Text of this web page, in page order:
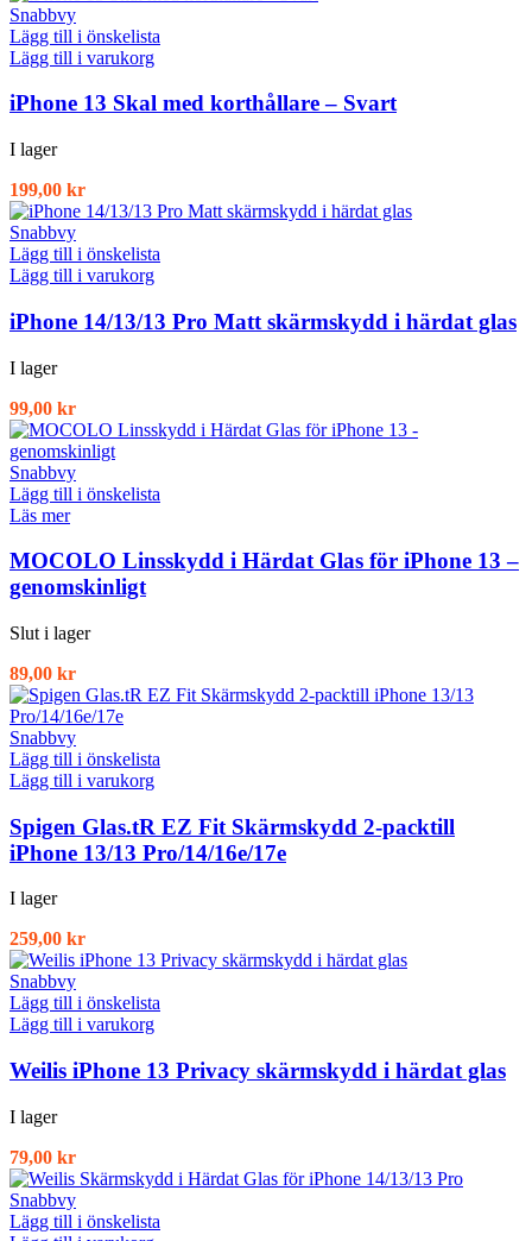
Snabbvy
Lägg till i önskelista
Lägg till i varukorg
iPhone 13 Skal med korthållare – Svart
I lager
199,00 kr
Snabbvy
Lägg till i önskelista
Lägg till i varukorg
iPhone 14/13/13 Pro Matt skärmskydd i härdat glas
I lager
99,00 kr
Snabbvy
Lägg till i önskelista
Läs mer
MOCOLO Linsskydd i Härdat Glas för iPhone 13 –
genomskinligt
Slut i lager
89,00 kr
Snabbvy
Lägg till i önskelista
Lägg till i varukorg
Spigen Glas.tR EZ Fit Skärmskydd 2-packtill
iPhone 13/13 Pro/14/16e/17e
I lager
259,00 kr
Snabbvy
Lägg till i önskelista
Lägg till i varukorg
Weilis iPhone 13 Privacy skärmskydd i härdat glas
I lager
79,00 kr
Snabbvy
Lägg till i önskelista